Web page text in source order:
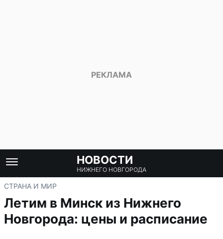
НОВОСТИ
НИЖНЕГО НОВГОРОДА
СТРАНА И МИР
Летим в Минск из Нижнего
Новгорода: цены и расписание